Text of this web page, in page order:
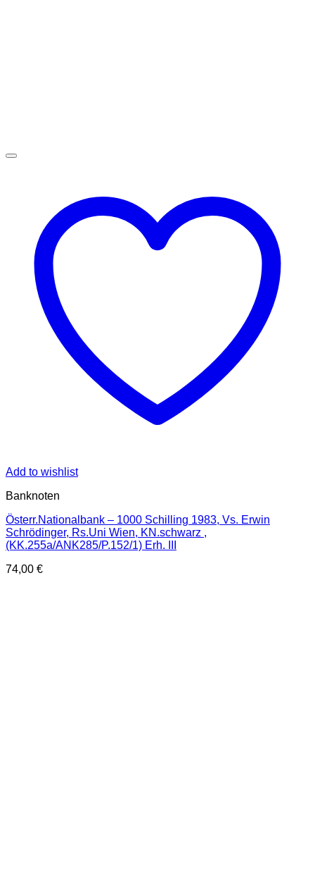
Add to wishlist
Banknoten
Österr.Nationalbank – 1000 Schilling 1983, Vs. Erwin
Schrödinger, Rs.Uni Wien, KN.schwarz ,
(KK.255a/ANK285/P.152/1) Erh. III
74,00 €